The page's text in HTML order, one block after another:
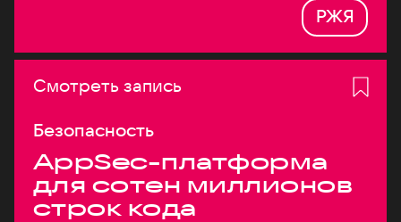
РЖЯ
Смотреть запись
Безопасность
AppSec-платформа
для сотен миллионов
строк кода